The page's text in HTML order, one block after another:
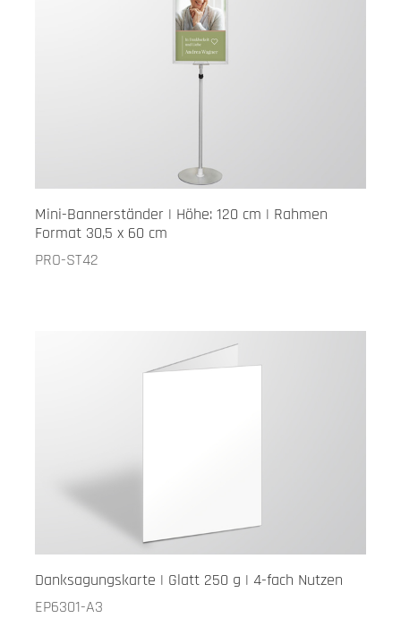
Mini-Bannerständer | Höhe: 120 cm | Rahmen
Format 30,5 x 60 cm
PRO-ST42
Danksagungskarte | Glatt 250 g | 4-fach Nutzen
EP6301-A3